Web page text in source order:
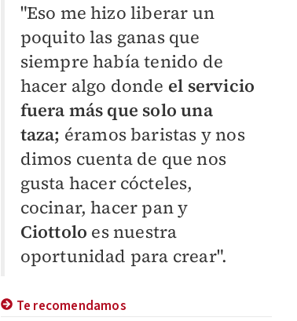
"Eso me hizo liberar un
poquito las ganas que
siempre había tenido de
hacer algo donde el servicio
fuera más que solo una
taza; éramos baristas y nos
dimos cuenta de que nos
gusta hacer cócteles,
cocinar, hacer pan y
Ciottolo es nuestra
oportunidad para crear".
Te recomendamos